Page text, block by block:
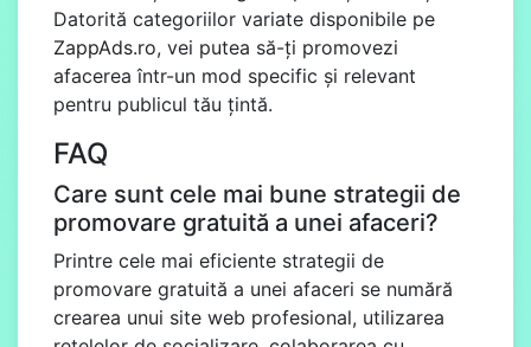
Datorită categoriilor variate disponibile pe
ZappAds.ro, vei putea să-ți promovezi
afacerea într-un mod specific și relevant
pentru publicul tău țintă.
FAQ
Care sunt cele mai bune strategii de
promovare gratuită a unei afaceri?
Printre cele mai eficiente strategii de
promovare gratuită a unei afaceri se numără
crearea unui site web profesional, utilizarea